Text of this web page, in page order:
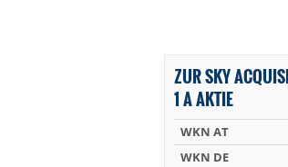
ZUR SKY
1 A AKTIE
WKN AT
WKN DE